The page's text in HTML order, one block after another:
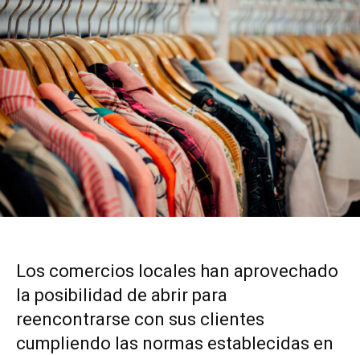
Los comercios locales han aprovechado
la posibilidad de abrir para
reencontrarse con sus clientes
cumpliendo las normas establecidas en